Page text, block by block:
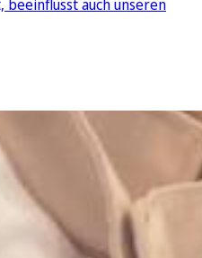
beeinflusst auch unseren